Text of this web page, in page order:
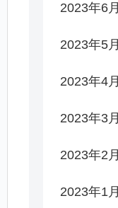
2023年6月
2023年5月
2023年4月
2023年3月
2023年2月
2023年1月